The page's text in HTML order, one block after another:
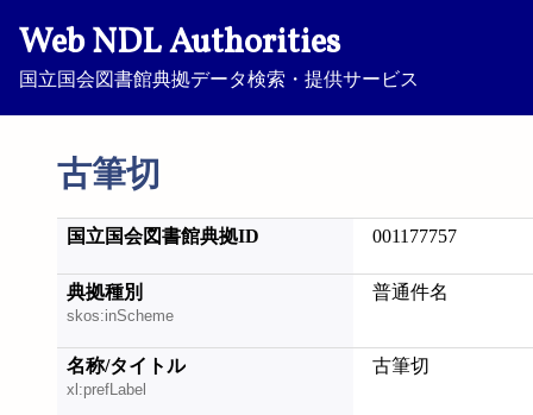
Web NDL Authorities
国立国会図書館典拠データ検索・提供サービス
古筆切
国立国会図書館典拠ID 001177757
典拠種別
skos:inScheme
普通件名
名称/タイトル
xl:prefLabel
古筆切